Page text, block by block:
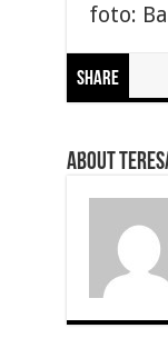
foto:
Share
About